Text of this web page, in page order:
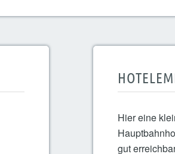
Hier eine
gut